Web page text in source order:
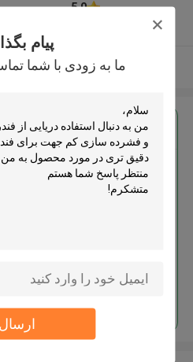
پیام
ما به زودی با شما
ارسال
5.0
بیشتر
بهترين قيمت
استفاده